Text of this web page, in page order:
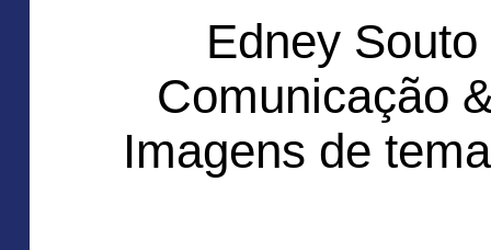
Edney
Comunicação
Imagens de